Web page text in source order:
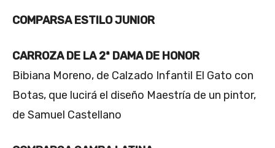
COMPARSA ESTILO JUNIOR
CARROZA DE LA 2ª DAMA DE HONOR
Bibiana Moreno, de Calzado Infantil El Gato con
Botas, que lucirá el diseño Maestría de un pintor,
de Samuel Castellano